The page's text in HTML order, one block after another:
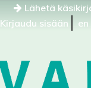
Lähetä
Kirjaudu sisään
en